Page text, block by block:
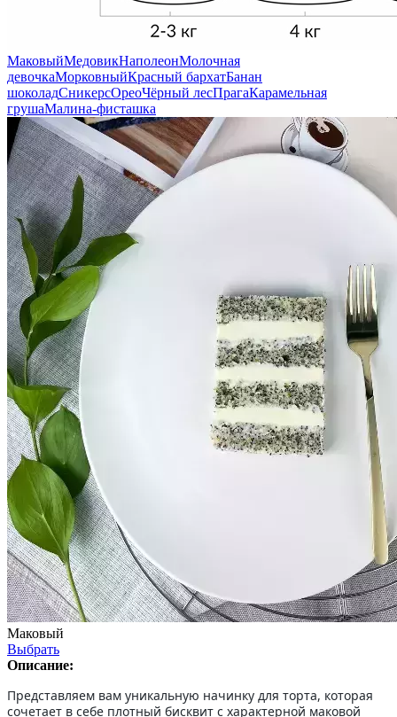
МаковыйМедовикНаполеонМолочная
девочкаМорковныйКрасный бархатБанан
шоколадСникерсОреоЧёрный лесПрагаКарамельная
грушаМалина-фисташка
Маковый
Выбрать
Описание:
Представляем вам уникальную начинку для торта, которая
сочетает в себе плотный бисквит с характерной маковой